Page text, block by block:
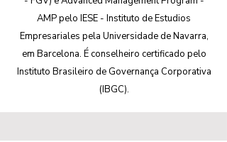
AMP pelo IESE - Instituto de Estudios
Empresariales pela Universidade de Navarra,
em Barcelona. É conselheiro certificado pelo
Instituto Brasileiro de Governança Corporativa
(IBGC).